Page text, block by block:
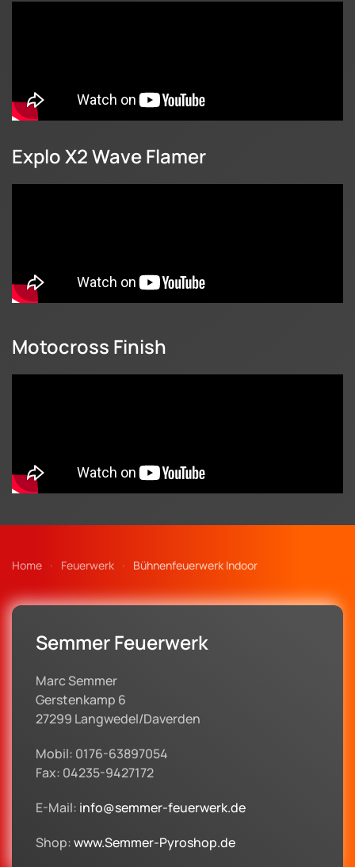
Explo X2 Wave Flamer
Motocross Finish
Home Feuerwerk Bühnenfeuerwerk Indoor
Semmer Feuerwerk
Marc Semmer
Gerstenkamp 6
27299 Langwedel/Daverden
Mobil: 0176-63897054
Fax: 04235-9427172
E-Mail: info@semmer-feuerwerk.de
Shop:www.Semmer-Pyroshop.de